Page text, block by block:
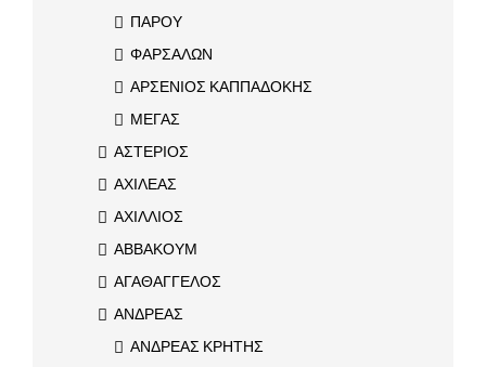
ΠΑΡΟΥ
ΦΑΡΣΑΛΩΝ
ΑΡΣΕΝΙΟΣ ΚΑΠΠΑΔΟΚΗΣ
ΜΕΓΑΣ
ΑΣΤΕΡΙΟΣ
ΑΧΙΛΕΑΣ
ΑΧΙΛΛΙΟΣ
ΑΒΒΑΚΟΥΜ
ΑΓΑΘΑΓΓΕΛΟΣ
ΑΝΔΡΕΑΣ
ΑΝΔΡΕΑΣ ΚΡΗΤΗΣ